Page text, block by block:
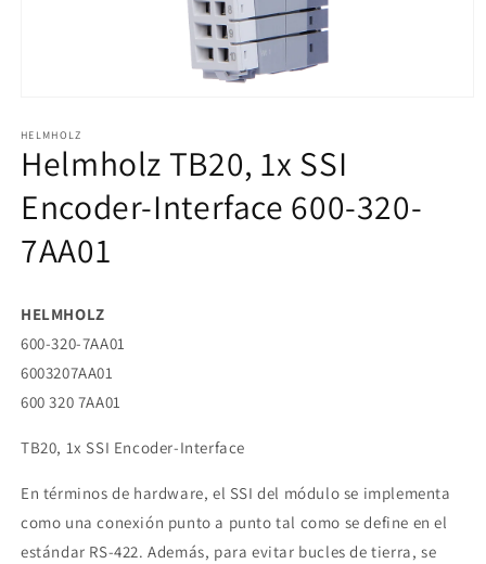
multimedia
1
en
ventana
modal
HELMHOLZ
Helmholz TB20, 1x SSI
Encoder-Interface 600-320-
7AA01
HELMHOLZ
600-320-7AA01
6003207AA01
600 320 7AA01
TB20, 1x SSI Encoder-Interface
En términos de hardware, el SSI del módulo se implementa
como una conexión punto a punto tal como se define en el
estándar RS-422. Además, para evitar bucles de tierra, se